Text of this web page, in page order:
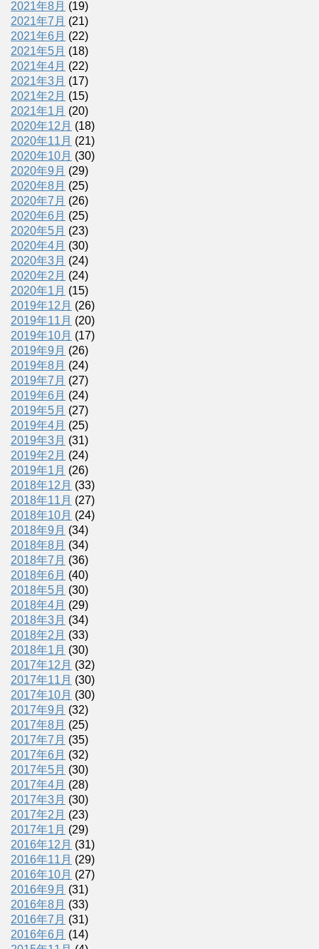
2021年8月 (19)
2021年7月 (21)
2021年6月 (22)
2021年5月 (18)
2021年4月 (22)
2021年3月 (17)
2021年2月 (15)
2021年1月 (20)
2020年12月 (18)
2020年11月 (21)
2020年10月 (30)
2020年9月 (29)
2020年8月 (25)
2020年7月 (26)
2020年6月 (25)
2020年5月 (23)
2020年4月 (30)
2020年3月 (24)
2020年2月 (24)
2020年1月 (15)
2019年12月 (26)
2019年11月 (20)
2019年10月 (17)
2019年9月 (26)
2019年8月 (24)
2019年7月 (27)
2019年6月 (24)
2019年5月 (27)
2019年4月 (25)
2019年3月 (31)
2019年2月 (24)
2019年1月 (26)
2018年12月 (33)
2018年11月 (27)
2018年10月 (24)
2018年9月 (34)
2018年8月 (34)
2018年7月 (36)
2018年6月 (40)
2018年5月 (30)
2018年4月 (29)
2018年3月 (34)
2018年2月 (33)
2018年1月 (30)
2017年12月 (32)
2017年11月 (30)
2017年10月 (30)
2017年9月 (32)
2017年8月 (25)
2017年7月 (35)
2017年6月 (32)
2017年5月 (30)
2017年4月 (28)
2017年3月 (30)
2017年2月 (23)
2017年1月 (29)
2016年12月 (31)
2016年11月 (29)
2016年10月 (27)
2016年9月 (31)
2016年8月 (33)
2016年7月 (31)
2016年6月 (14)